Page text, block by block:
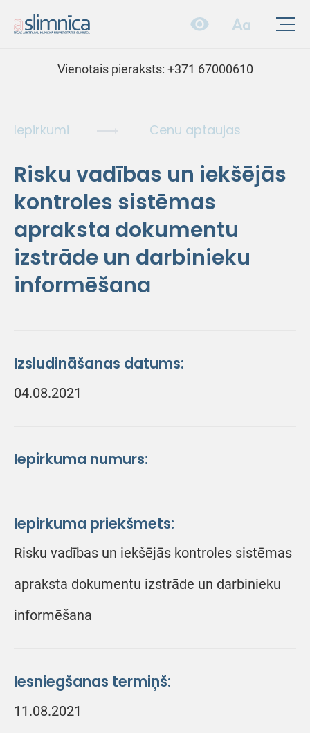
Vienotais pieraksts: +371 67000610
Iepirkumi Cenu aptaujas
Risku vadības un iekšējās
kontroles sistēmas
apraksta dokumentu
izstrāde un darbinieku
informēšana
Izsludināšanas datums:
04.08.2021
Iepirkuma numurs:
Iepirkuma priekšmets:
Risku vadības un iekšējās kontroles sistēmas
apraksta dokumentu izstrāde un darbinieku
informēšana
Iesniegšanas termiņš:
11.08.2021